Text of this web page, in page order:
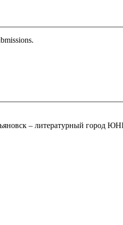
– литературный город